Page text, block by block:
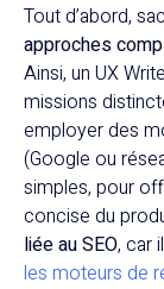
Tout d’abord,
approches
Ainsi, un UX
missions
employer des
(Google ou
simples, pour
concise du
liée au SEO, car
les moteurs de